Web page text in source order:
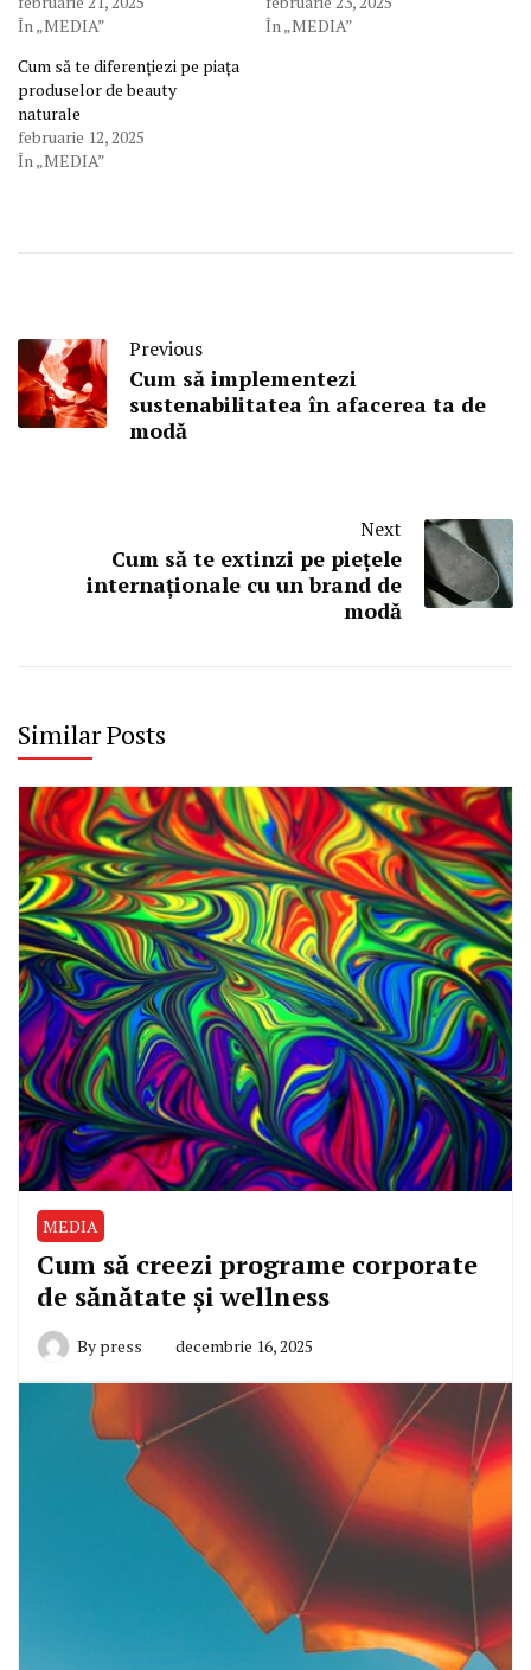
În „MEDIA”
În „MEDIA”
Cum să te diferențiezi pe piața
produselor de beauty
naturale
februarie 12, 2025
În „MEDIA”
Previous
Cum să implementezi
sustenabilitatea în afacerea ta de
modă
Next
Cum să te extinzi pe piețele
internaționale cu un brand de
modă
Similar Posts
MEDIA
Cum să creezi programe corporate
de sănătate și wellness
By press decembrie 16, 2025